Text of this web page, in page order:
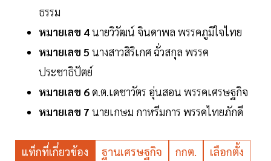
ธรรม
หมายเลข 4นายวิวัฒน์ จินดาพล พรรคภูมิใจไทย
หมายเลข 5 นางสาวสิริเกศ ฉั่วสกุล พรรค
ประชาธิปัตย์
หมายเลข 6ด.ต.เดชาวัตร อุ่นสอน พรรคเศรษฐกิจ
หมายเลข 7 นายเกษม กาหรีมการ พรรคไทยภักดี
แท็กที่เกี่ยวข้อง ฐานเศรษฐกิจ กกต.
เลือกตั้ง